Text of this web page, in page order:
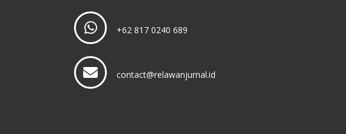
+62 817 0240 689
contact@relawanjurnal.id